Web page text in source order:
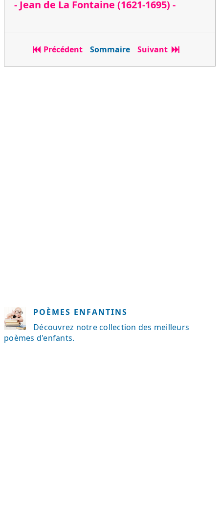
- Jean de La Fontaine (1621-1695) -
Précédent Sommaire Suivant
POÈMES ENFANTINS
Découvrez notre collection des meilleurs
poèmes d'enfants.